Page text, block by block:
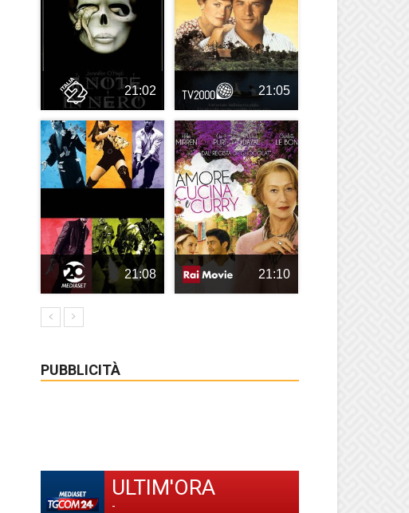
21:02 21:05
21:08 21:10
PUBBLICITÀ
ULTIM'ORA
-